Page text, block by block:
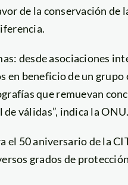
de la conservación de
desde asociaciones
en beneficio de un
que remuevan
válidas”, indica la ONU.
el 50 aniversario de la
grados de